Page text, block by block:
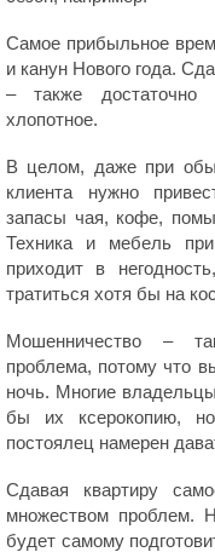
Самое прибыльное
и канун Нового года.
– также
хлопотное.
В целом, даже при
клиента нужно
запасы чая, кофе,
Техника и мебель при
приходит в
тратиться хотя бы на
Мошенничество –
проблема, потому что
ночь. Многие
бы их ксерокопию,
постоялец намерен
Сдавая квартиру
множеством проблем.
будет самому